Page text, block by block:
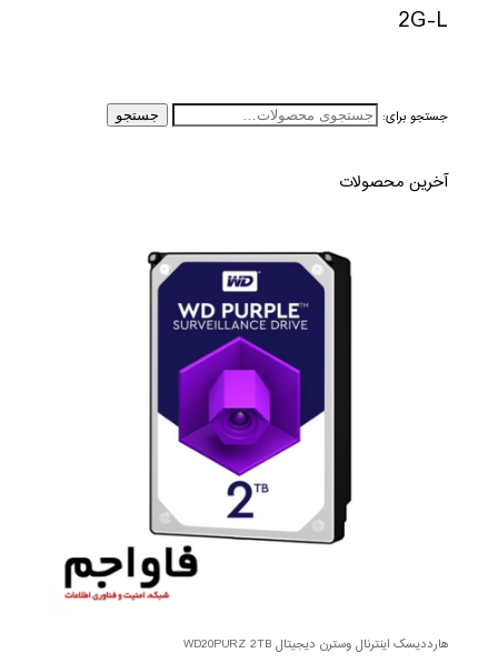
2G-L
جستجو برای: جستجو
آخرین محصولات
هارددیسک اینترنال وسترن دیجیتال WD20PURZ 2TB